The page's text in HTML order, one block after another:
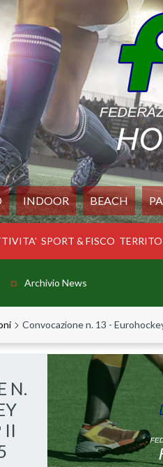
INDOOR BEACH
SPORT & FISCO
Archivio News
Convocazione n. 13 -
N.
II